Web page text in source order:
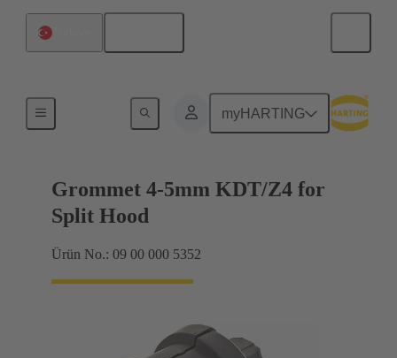
myHARTING
Grommet 4-5mm KDT/Z4 for
Split Hood
Ürün No.: 09 00 000 5352